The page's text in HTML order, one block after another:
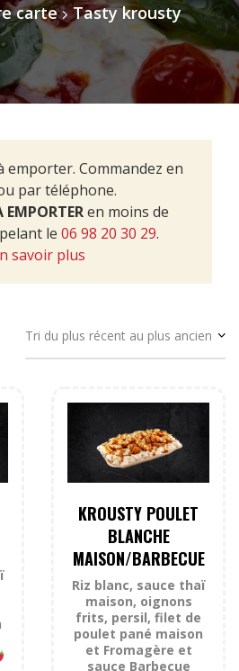
carte Tasty krousty
emporter. Commandez en
par téléphone.
EMPORTERen moins de
le 06 98 20 30 29.
savoir plus
KROUSTY POULET
BLANCHE
MAISON/BARBECUE
Riz blanc, sauce thaï
maison, oignons
frits, persil, filet de
poulet pané maison
et Fromagère et
sauce Barbecue